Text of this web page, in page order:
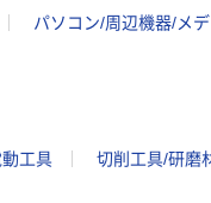
パソコン/周辺機器/メ
工具 切削工具/研磨